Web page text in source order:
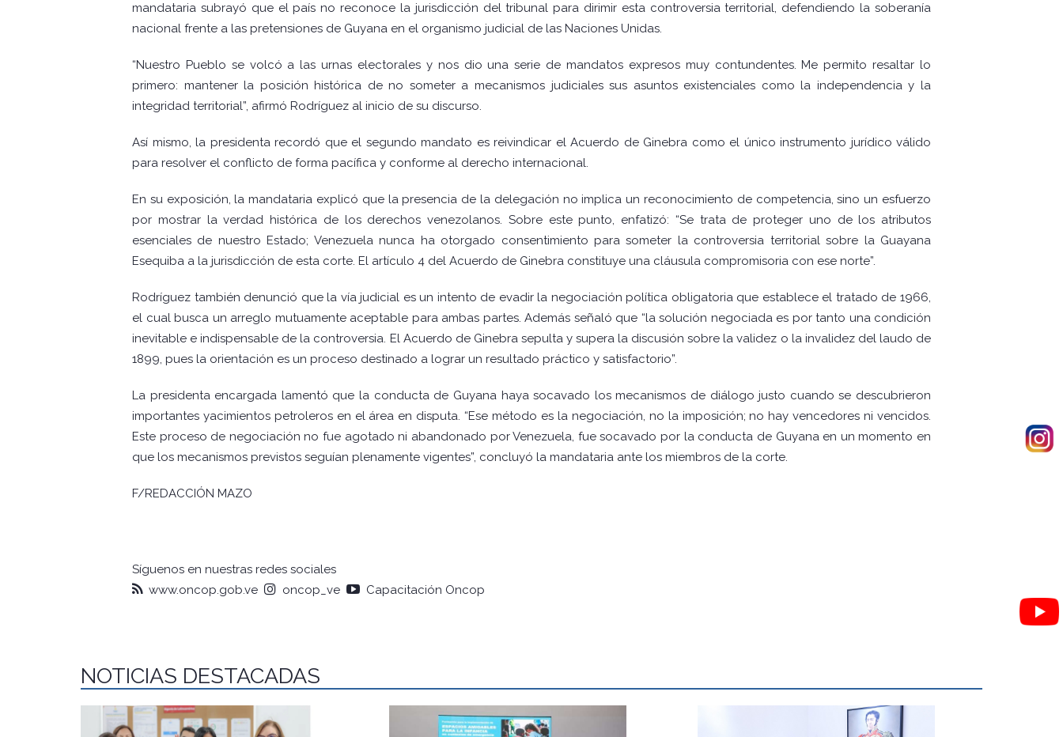
mandataria subrayó que el país no reconoce la jurisdicción del tribunal para dirimir esta controversia territorial, defendiendo la soberanía
nacional frente a las pretensiones de Guyana en el organismo judicial de las Naciones Unidas.
“Nuestro Pueblo se volcó a las urnas electorales y nos dio una serie de mandatos expresos muy contundentes. Me permito resaltar lo
primero: mantener la posición histórica de no someter a mecanismos judiciales sus asuntos existenciales como la independencia y la
integridad territorial”, afirmó Rodríguez al inicio de su discurso.
Así mismo, la presidenta recordó que el segundo mandato es reivindicar el Acuerdo de Ginebra como el único instrumento jurídico válido
para resolver el conflicto de forma pacífica y conforme al derecho internacional.
En su exposición, la mandataria explicó que la presencia de la delegación no implica un reconocimiento de competencia, sino un esfuerzo
por mostrar la verdad histórica de los derechos venezolanos. Sobre este punto, enfatizó: “Se trata de proteger uno de los atributos
esenciales de nuestro Estado; Venezuela nunca ha otorgado consentimiento para someter la controversia territorial sobre la Guayana
Esequiba a la jurisdicción de esta corte. El artículo 4 del Acuerdo de Ginebra constituye una cláusula compromisoria con ese norte”.
Rodríguez también denunció que la vía judicial es un intento de evadir la negociación política obligatoria que establece el tratado de 1966,
el cual busca un arreglo mutuamente aceptable para ambas partes. Además señaló que “la solución negociada es por tanto una condición
inevitable e indispensable de la controversia. El Acuerdo de Ginebra sepulta y supera la discusión sobre la validez o la invalidez del laudo de
1899, pues la orientación es un proceso destinado a lograr un resultado práctico y satisfactorio”.
La presidenta encargada lamentó que la conducta de Guyana haya socavado los mecanismos de diálogo justo cuando se descubrieron
importantes yacimientos petroleros en el área en disputa. “Ese método es la negociación, no la imposición; no hay vencedores ni vencidos.
Este proceso de negociación no fue agotado ni abandonado por Venezuela, fue socavado por la conducta de Guyana en un momento en
que los mecanismos previstos seguían plenamente vigentes”, concluyó la mandataria ante los miembros de la corte.
F/REDACCIÓN MAZO
Síguenos en nuestras redes sociales
www.oncop.gob.ve
oncop_ve Capacitación Oncop
NOTICIAS DESTACADAS